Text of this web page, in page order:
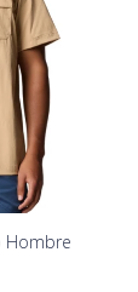
Hombre